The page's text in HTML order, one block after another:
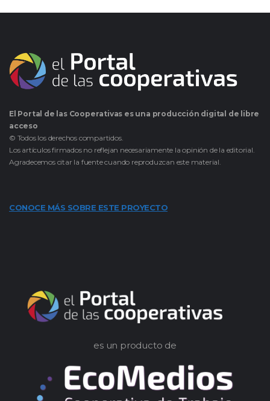
El Portal de las Cooperativas es una producción digital de libre
acceso
© Todos los derechos compartidos.
Los artículos firmados no reflejan necesariamente la opinión de la editorial.
Agradecemos citar la fuente cuando reproduzcan este material.
CONOCE MÁS SOBRE ESTE PROYECTO
es un producto de